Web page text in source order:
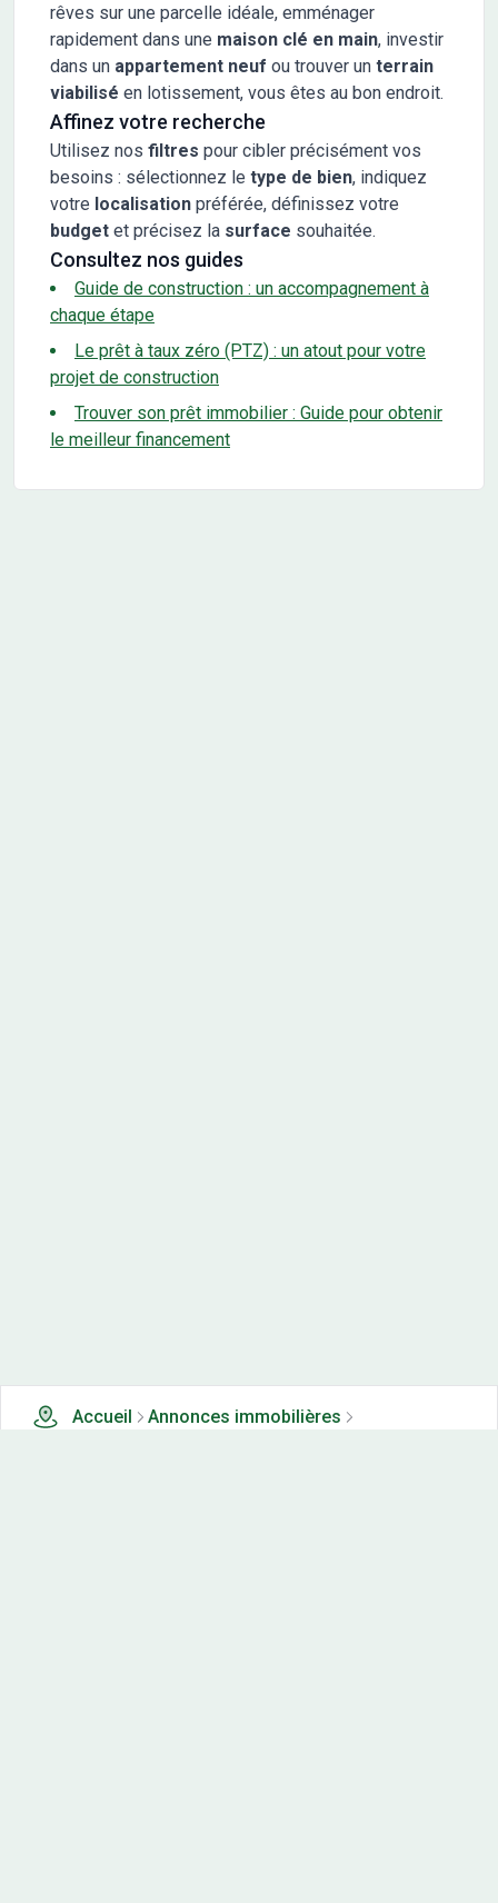
rêves sur une parcelle idéale, emménager
rapidement dans une maison clé en main, investir
dans un appartement neuf ou trouver un terrain
viabilisé en lotissement, vous êtes au bon endroit.
Affinez votre recherche
Utilisez nos filtres pour cibler précisément vos
besoins : sélectionnez le type de bien, indiquez
votre localisation préférée, définissez votre
budget et précisez la surface souhaitée.
Consultez nos guides
Guide de construction : un accompagnement à
chaque étape
Le prêt à taux zéro (PTZ) : un atout pour votre
projet de construction
Trouver son prêt immobilier : Guide pour obtenir
le meilleur financement
Accueil
Annonces immobilières